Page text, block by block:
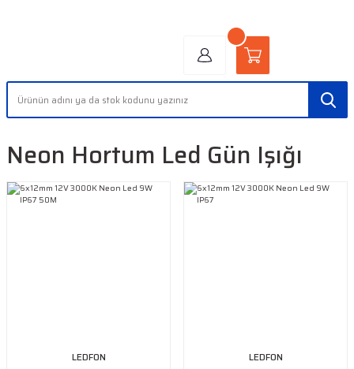
Neon Hortum Led Gün Işığı
LEDFON LEDFON